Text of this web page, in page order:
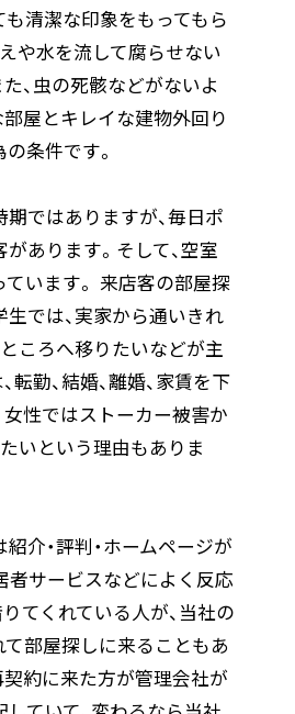
清潔な印象をもってもら
や水を流して腐らせない
、虫の死骸などがないよ
屋とキレイな建物外回り
条件です。
ではありますが、毎日ポ
あります。そして、空室
います。 来店客の部屋探
生では、実家から通いきれ
ころへ移りたいなどが主
転勤、結婚、離婚、家賃を下
性ではストーカー被害か
いという理由もありま
介・評判・ホームページが
者サービスなどによく反応
てくれている人が、当社の
部屋探しに来ることもあ
約に来た方が管理会社が